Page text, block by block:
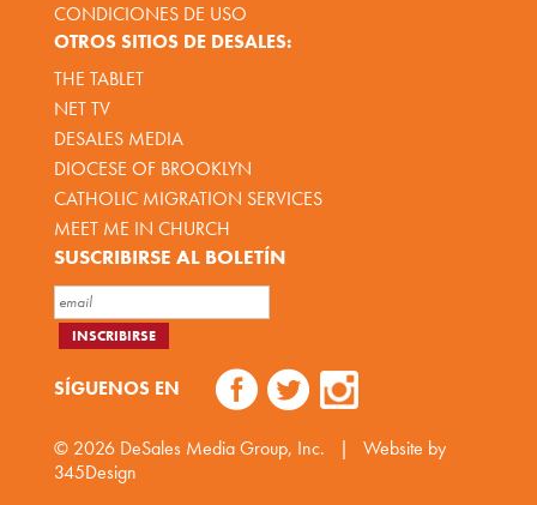
CONDICIONES DE USO
OTROS SITIOS DE DESALES:
THE TABLET
NET TV
DESALES MEDIA
DIOCESE OF BROOKLYN
CATHOLIC MIGRATION SERVICES
MEET ME IN CHURCH
SUSCRIBIRSE AL BOLETÍN
SÍGUENOS EN
© 2026 DeSales Media Group, Inc. |
Website by
345Design